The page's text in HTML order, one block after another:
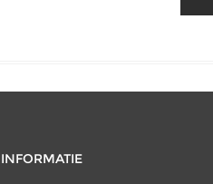
INFORMATIE